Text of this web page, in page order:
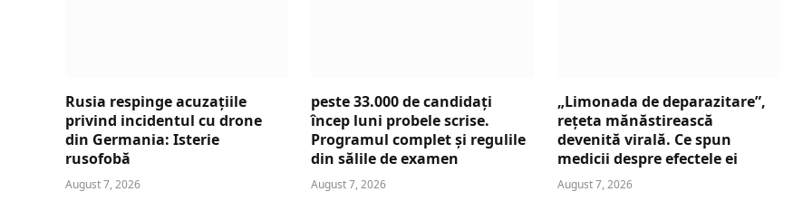
Rusia respinge acuzațiile
privind incidentul cu drone
din Germania: Isterie
rusofobă
August 7, 2026
peste 33.000 de candidați
încep luni probele scrise.
Programul complet și regulile
din sălile de examen
August 7, 2026
„Limonada de deparazitare”,
rețeta mănăstirească
devenită virală. Ce spun
medicii despre efectele ei
August 7, 2026